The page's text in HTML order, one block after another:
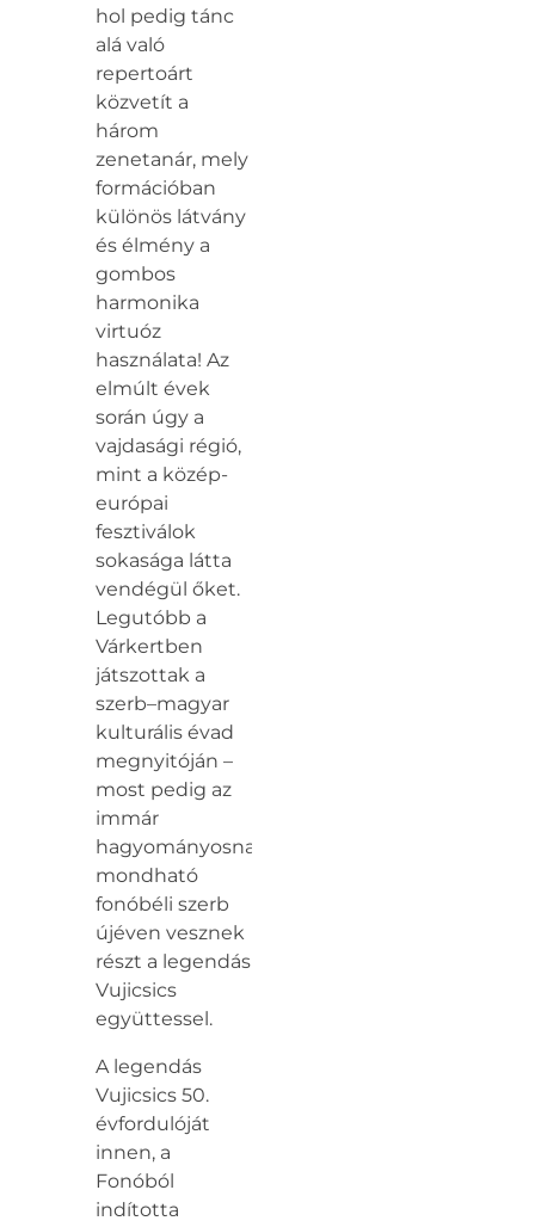
hol pedig tánc
alá való
repertoárt
közvetít a
három
zenetanár, mely
formációban
különös látvány
és élmény a
gombos
harmonika
virtuóz
használata! Az
elmúlt évek
során úgy a
vajdasági régió,
mint a közép-
európai
fesztiválok
sokasága látta
vendégül őket.
Legutóbb a
Várkertben
játszottak a
szerb–magyar
kulturális évad
megnyitóján –
most pedig az
immár
hagyományosnak
mondható
fonóbéli szerb
újéven vesznek
részt a legendás
Vujicsics
együttessel.
A legendás
Vujicsics 50.
évfordulóját
innen, a
Fonóból
indította